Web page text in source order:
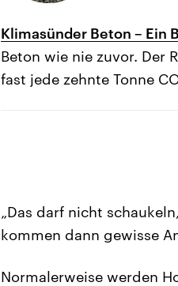
Klimasünder Beton – Ein
Beton wie nie zuvor. Der
fast jede zehnte Tonne
„Das darf nicht
kommen dann gewisse
Normalerweise werden